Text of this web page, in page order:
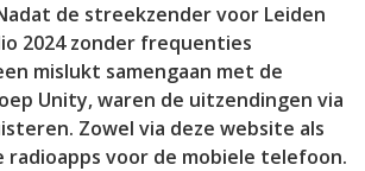
de streekzender voor Leiden
2024 zonder frequenties
mislukt samengaan met de
Unity, waren de uitzendingen via
Zowel via deze website als
radioapps voor de mobiele telefoon.